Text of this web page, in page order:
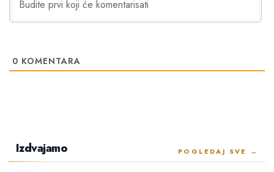
0 KOMENTARA
Izdvajamo POGLEDAJ SVE →